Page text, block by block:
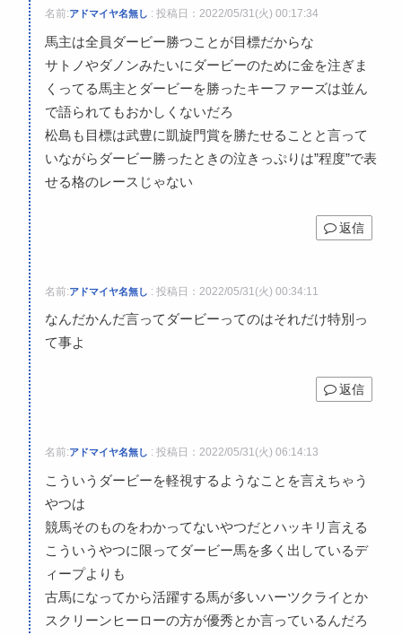
名前:アドマイヤ名無し : 投稿日：2022/05/31(火) 00:17:34
馬主は全員ダービー勝つことが目標だからな
サトノやダノンみたいにダービーのために金を注ぎま
くってる馬主とダービーを勝ったキーファーズは並ん
で語られてもおかしくないだろ
松島も目標は武豊に凱旋門賞を勝たせることと言って
いながらダービー勝ったときの泣きっぷりは”程度”で表
せる格のレースじゃない
返信
名前:アドマイヤ名無し : 投稿日：2022/05/31(火) 00:34:11
なんだかんだ言ってダービーってのはそれだけ特別っ
て事よ
返信
名前:アドマイヤ名無し : 投稿日：2022/05/31(火) 06:14:13
こういうダービーを軽視するようなことを言えちゃう
やつは
競馬そのものをわかってないやつだとハッキリ言える
こういうやつに限ってダービー馬を多く出しているデ
ィープよりも
古馬になってから活躍する馬が多いハーツクライとか
スクリーンヒーローの方が優秀とか言っているんだろ